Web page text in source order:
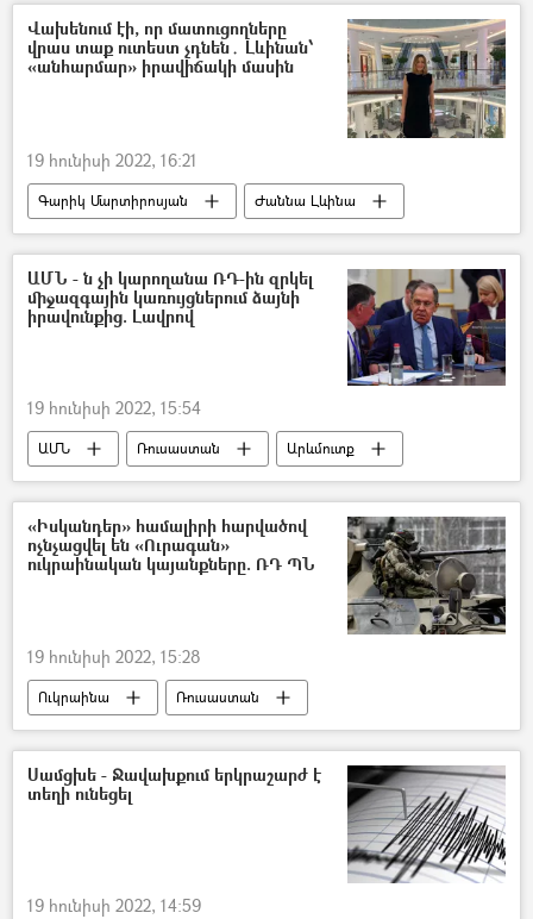
Վախենում էի, որ մատուցողները
վրաս տաք ուտեստ չդնեն․ Լևինան՝
«անհարմար» իրավիճակի մասին
19 հունիսի 2022, 16:21
Գարիկ Մարտիրոսյան
Ժաննա Լևինա
ծնունդ
Instagram
ԱՄՆ - ն չի կարողանա ՌԴ-ին զրկել
միջազգային կառույցներում ձայնի
իրավունքից. Լավրով
19 հունիսի 2022, 15:54
ԱՄՆ Ռուսաստան
Արևմուտք
Սերգեյ Լավրով
«Իսկանդեր» համալիրի հարվածով
ոչնչացվել են «Ուրագան»
ուկրաինական կայանքները. ՌԴ ՊՆ
19 հունիսի 2022, 15:28
Ուկրաինա
Ռուսաստան
Պատերազմ
Սամցխե - Ջավախքում երկրաշարժ է
տեղի ունեցել
19 հունիսի 2022, 14:59